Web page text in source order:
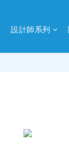
設計師系列